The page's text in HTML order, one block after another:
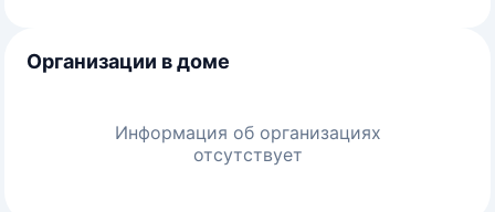
Организации в доме
Информация об организациях
отсутствует